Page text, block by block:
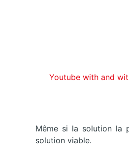
Youtube with and
Même si la solution la
solution viable.